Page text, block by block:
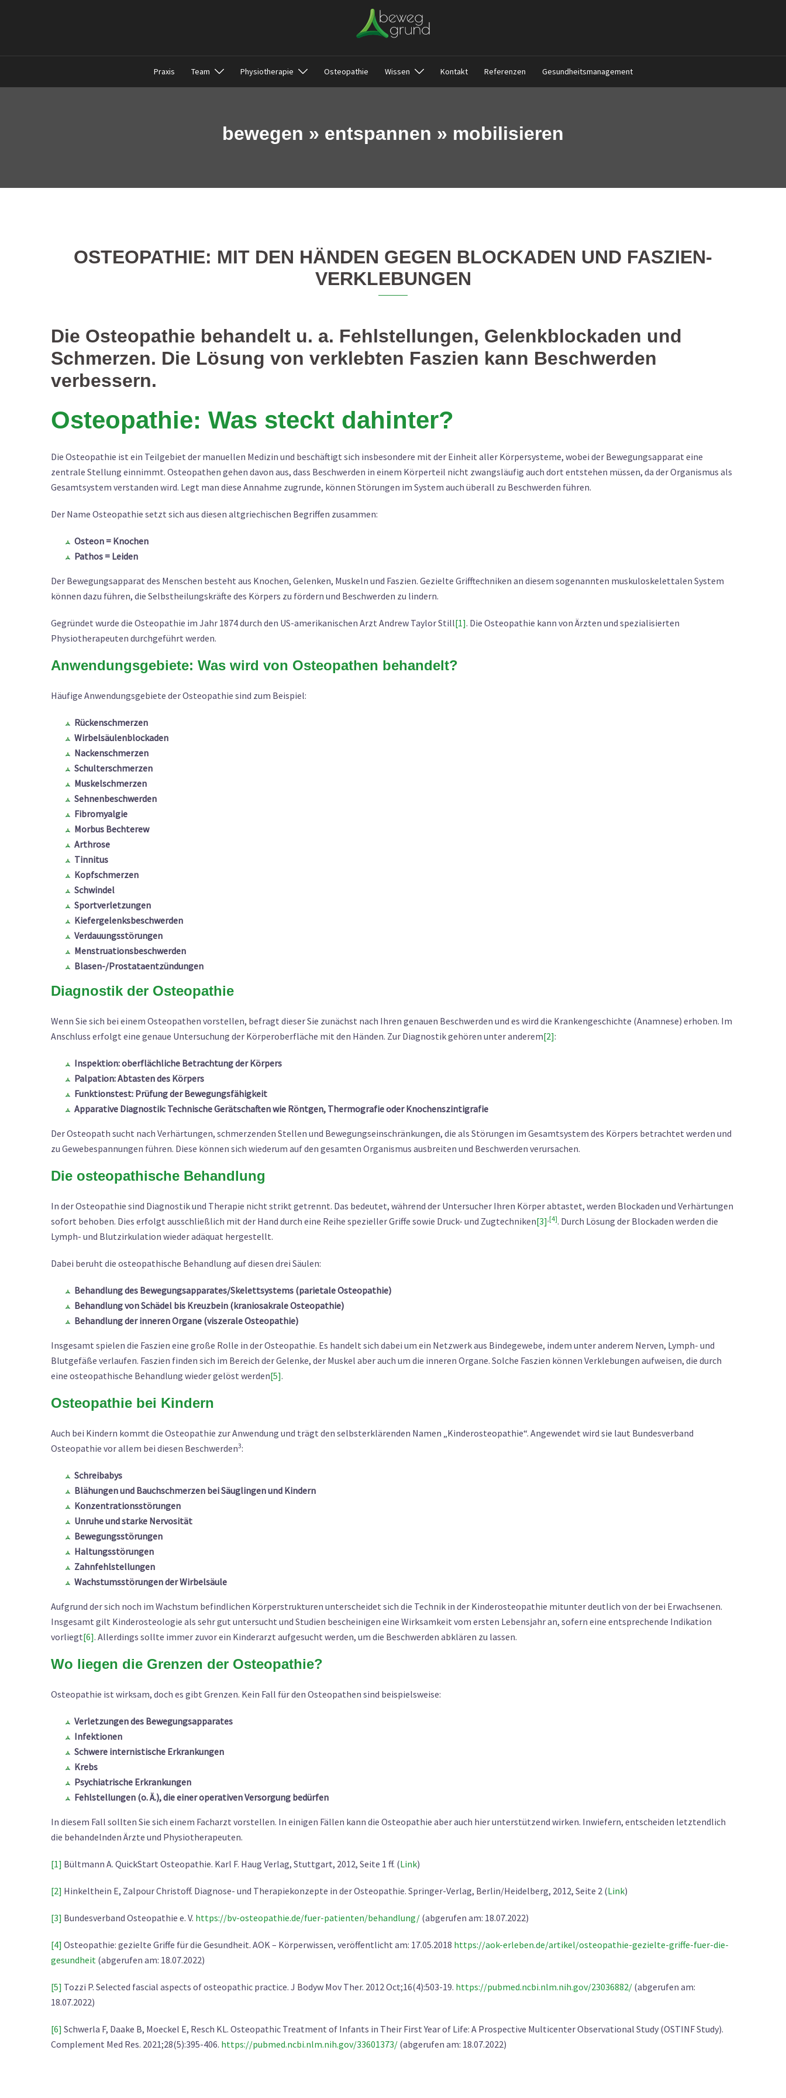
Praxis Team Physiotherapie Osteopathie Wissen Kontakt Referenzen Gesundheitsmanagement
bewegen » entspannen » mobilisieren
OSTEOPATHIE: MIT DEN HÄNDEN GEGEN BLOCKADEN UND FASZIEN-
VERKLEBUNGEN
Die Osteopathie behandelt u. a. Fehlstellungen, Gelenkblockaden und
Schmerzen. Die Lösung von verklebten Faszien kann Beschwerden
verbessern.
Osteopathie: Was steckt dahinter?
Die Osteopathie ist ein Teilgebiet der manuellen Medizin und beschäftigt sich insbesondere mit der Einheit aller Körpersysteme, wobei der Bewegungsapparat eine
zentrale Stellung einnimmt. Osteopathen gehen davon aus, dass Beschwerden in einem Körperteil nicht zwangsläufig auch dort entstehen müssen, da der Organismus als
Gesamtsystem verstanden wird. Legt man diese Annahme zugrunde, können Störungen im System auch überall zu Beschwerden führen.
Der Name Osteopathie setzt sich aus diesen altgriechischen Begriffen zusammen:
Osteon = Knochen
Pathos = Leiden
Der Bewegungsapparat des Menschen besteht aus Knochen, Gelenken, Muskeln und Faszien. Gezielte Grifftechniken an diesem sogenannten muskuloskelettalen System
können dazu führen, die Selbstheilungskräfte des Körpers zu fördern und Beschwerden zu lindern.
Gegründet wurde die Osteopathie im Jahr 1874 durch den US-amerikanischen Arzt Andrew Taylor Still[1]. Die Osteopathie kann von Ärzten und spezialisierten
Physiotherapeuten durchgeführt werden.
Anwendungsgebiete: Was wird von Osteopathen behandelt?
Häufige Anwendungsgebiete der Osteopathie sind zum Beispiel:
Rückenschmerzen
Wirbelsäulenblockaden
Nackenschmerzen
Schulterschmerzen
Muskelschmerzen
Sehnenbeschwerden
Fibromyalgie
Morbus Bechterew
Arthrose
Tinnitus
Kopfschmerzen
Schwindel
Sportverletzungen
Kiefergelenksbeschwerden
Verdauungsstörungen
Menstruationsbeschwerden
Blasen-/Prostataentzündungen
Diagnostik der Osteopathie
Wenn Sie sich bei einem Osteopathen vorstellen, befragt dieser Sie zunächst nach Ihren genauen Beschwerden und es wird die Krankengeschichte (Anamnese) erhoben. Im
Anschluss erfolgt eine genaue Untersuchung der Körperoberfläche mit den Händen. Zur Diagnostik gehören unter anderem[2]:
Inspektion: oberflächliche Betrachtung der Körpers
Palpation: Abtasten des Körpers
Funktionstest: Prüfung der Bewegungsfähigkeit
Apparative Diagnostik: Technische Gerätschaften wie Röntgen, Thermografie oder Knochenszintigrafie
Der Osteopath sucht nach Verhärtungen, schmerzenden Stellen und Bewegungseinschränkungen, die als Störungen im Gesamtsystem des Körpers betrachtet werden und
zu Gewebespannungen führen. Diese können sich wiederum auf den gesamten Organismus ausbreiten und Beschwerden verursachen.
Die osteopathische Behandlung
In der Osteopathie sind Diagnostik und Therapie nicht strikt getrennt. Das bedeutet, während der Untersucher Ihren Körper abtastet, werden Blockaden und Verhärtungen
sofort behoben. Dies erfolgt ausschließlich mit der Hand durch eine Reihe spezieller Griffe sowie Druck- und Zugtechniken[3],[4]. Durch Lösung der Blockaden werden die
Lymph- und Blutzirkulation wieder adäquat hergestellt.
Dabei beruht die osteopathische Behandlung auf diesen drei Säulen:
Behandlung des Bewegungsapparates/Skelettsystems (parietale Osteopathie)
Behandlung von Schädel bis Kreuzbein (kraniosakrale Osteopathie)
Behandlung der inneren Organe (viszerale Osteopathie)
Insgesamt spielen die Faszien eine große Rolle in der Osteopathie. Es handelt sich dabei um ein Netzwerk aus Bindegewebe, indem unter anderem Nerven, Lymph- und
Blutgefäße verlaufen. Faszien finden sich im Bereich der Gelenke, der Muskel aber auch um die inneren Organe. Solche Faszien können Verklebungen aufweisen, die durch
eine osteopathische Behandlung wieder gelöst werden[5].
Osteopathie bei Kindern
Auch bei Kindern kommt die Osteopathie zur Anwendung und trägt den selbsterklärenden Namen „Kinderosteopathie“. Angewendet wird sie laut Bundesverband
Osteopathie vor allem bei diesen Beschwerden3:
Schreibabys
Blähungen und Bauchschmerzen bei Säuglingen und Kindern
Konzentrationsstörungen
Unruhe und starke Nervosität
Bewegungsstörungen
Haltungsstörungen
Zahnfehlstellungen
Wachstumsstörungen der Wirbelsäule
Aufgrund der sich noch im Wachstum befindlichen Körperstrukturen unterscheidet sich die Technik in der Kinderosteopathie mitunter deutlich von der bei Erwachsenen.
Insgesamt gilt Kinderosteologie als sehr gut untersucht und Studien bescheinigen eine Wirksamkeit vom ersten Lebensjahr an, sofern eine entsprechende Indikation
vorliegt[6]. Allerdings sollte immer zuvor ein Kinderarzt aufgesucht werden, um die Beschwerden abklären zu lassen.
Wo liegen die Grenzen der Osteopathie?
Osteopathie ist wirksam, doch es gibt Grenzen. Kein Fall für den Osteopathen sind beispielsweise:
Verletzungen des Bewegungsapparates
Infektionen
Schwere internistische Erkrankungen
Krebs
Psychiatrische Erkrankungen
Fehlstellungen (o. Ä.), die einer operativen Versorgung bedürfen
In diesem Fall sollten Sie sich einem Facharzt vorstellen. In einigen Fällen kann die Osteopathie aber auch hier unterstützend wirken. Inwiefern, entscheiden letztendlich
die behandelnden Ärzte und Physiotherapeuten.
[1] Bültmann A. QuickStart Osteopathie. Karl F. Haug Verlag, Stuttgart, 2012, Seite 1 ff. (Link)
[2] Hinkelthein E, Zalpour Christoff. Diagnose- und Therapiekonzepte in der Osteopathie. Springer-Verlag, Berlin/Heidelberg, 2012, Seite 2 (Link)
[3] Bundesverband Osteopathie e. V. https://bv-osteopathie.de/fuer-patienten/behandlung/ (abgerufen am: 18.07.2022)
[4] Osteopathie: gezielte Griffe für die Gesundheit. AOK – Körperwissen, veröffentlicht am: 17.05.2018 https://aok-erleben.de/artikel/osteopathie-gezielte-griffe-fuer-die-
gesundheit (abgerufen am: 18.07.2022)
[5] Tozzi P. Selected fascial aspects of osteopathic practice. J Bodyw Mov Ther. 2012 Oct;16(4):503-19. https://pubmed.ncbi.nlm.nih.gov/23036882/ (abgerufen am:
18.07.2022)
[6] Schwerla F, Daake B, Moeckel E, Resch KL. Osteopathic Treatment of Infants in Their First Year of Life: A Prospective Multicenter Observational Study (OSTINF Study).
Complement Med Res. 2021;28(5):395-406. https://pubmed.ncbi.nlm.nih.gov/33601373/ (abgerufen am: 18.07.2022)